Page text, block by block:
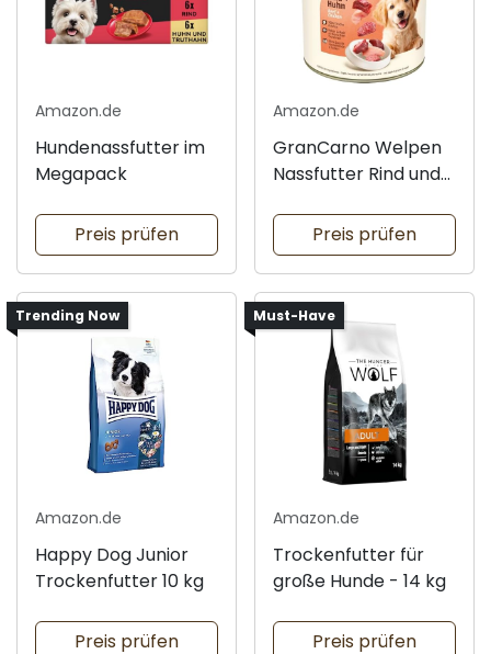
Amazon.de
Hundenassfutter im
Megapack
Preis prüfen
Amazon.de
GranCarno Welpen
Nassfutter Rind und
Preis prüfen
Trending Now
Amazon.de
Happy Dog Junior
Trockenfutter 10 kg
Preis prüfen
Must-Have
Amazon.de
Trockenfutter für
große Hunde - 14 kg
Preis prüfen